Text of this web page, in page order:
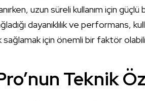
uzun süreli kullanım için
dayanıklılık ve performans,
sağlamak için önemli bir faktör
Teknik